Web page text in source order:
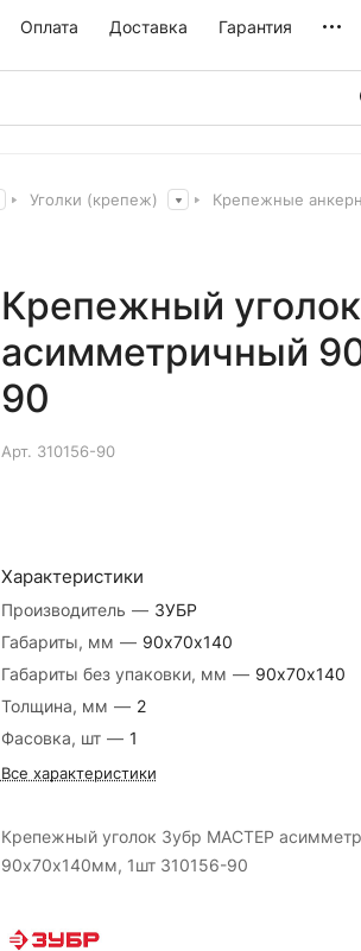
Оплата Доставка Гарантия
Уголки (крепеж)
Крепежные
Крепежный
асимметричный
90
Арт. 310156-90
Характеристики
Производитель — ЗУБР
Габариты, мм — 90х70х140
Габариты без упаковки, мм — 90х70х140
Толщина, мм — 2
Фасовка, шт — 1
Все характеристики
Крепежный уголок Зубр МАСТЕР
90х70х140мм, 1шт 310156-90